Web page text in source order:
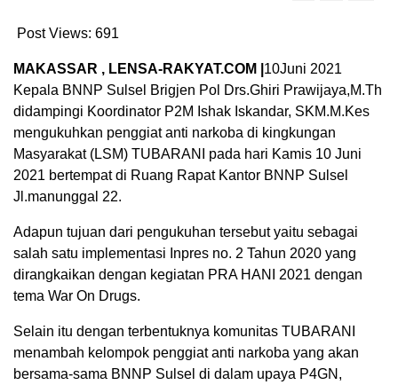
Post Views: 691
MAKASSAR , LENSA-RAKYAT.COM | 10Juni 2021
Kepala BNNP Sulsel Brigjen Pol Drs.Ghiri Prawijaya,M.Th
didampingi Koordinator P2M Ishak Iskandar, SKM.M.Kes
mengukuhkan penggiat anti narkoba di kingkungan
Masyarakat (LSM) TUBARANI pada hari Kamis 10 Juni
2021 bertempat di Ruang Rapat Kantor BNNP Sulsel
Jl.manunggal 22.
Adapun tujuan dari pengukuhan tersebut yaitu sebagai
salah satu implementasi Inpres no. 2 Tahun 2020 yang
dirangkaikan dengan kegiatan PRA HANI 2021 dengan
tema War On Drugs.
Selain itu dengan terbentuknya komunitas TUBARANI
menambah kelompok penggiat anti narkoba yang akan
bersama-sama BNNP Sulsel di dalam upaya P4GN,